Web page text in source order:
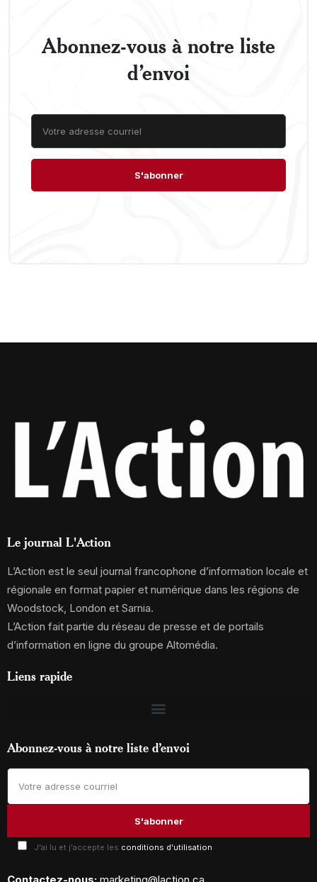
Abonnez-vous à notre liste
d’envoi
Le journal L'Action
L’Action est le seul journal francophone d’information locale et
régionale en format papier et numérique dans les régions de
Woodstock, London et Sarnia.
L’Action fait partie du réseau de presse et de portails
d’information en ligne du groupe Altomédia.
Liens rapide
Abonnez-vous à notre liste d’envoi
J'ai lu et j'accepte les conditions d'utilisation